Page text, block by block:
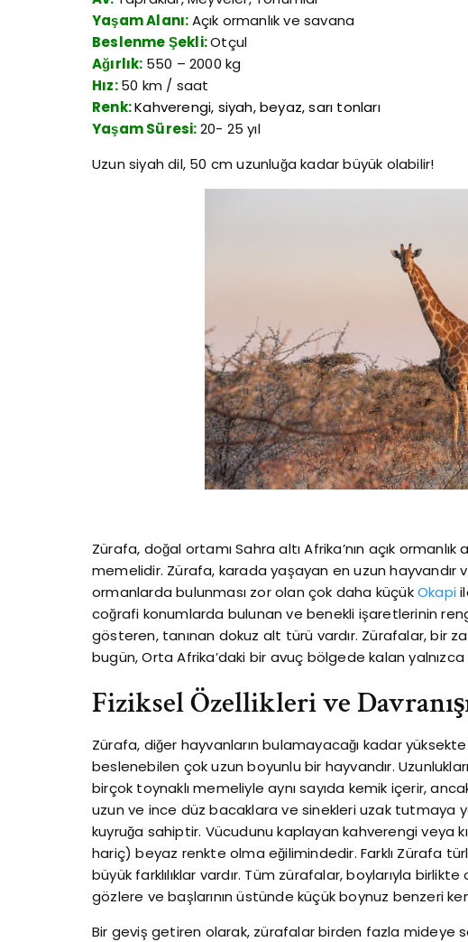
Yaşam Alanı:Açık ormanlık ve savana
Beslenme Şekli:Otçul
Ağırlık: 550 – 2000 kg
Hız:50 km / saat
Renk:Kahverengi, siyah, beyaz, sarı tonları
Yaşam Süresi:20- 25 yıl
Uzun siyah dil, 50 cm uzunluğa kadar büyük olabilir!
Zürafa, doğal ortamı Sahra altı Afrika’nın açık
memelidir. Zürafa, karada yaşayan en uzun hayvandır
ormanlarda bulunması zor olan çok daha küçükOkapi
coğrafi konumlarda bulunan ve benekli işaretlerinin
gösteren, tanınan dokuz alt türü vardır. Zürafalar, bir
bugün, Orta Afrika’daki bir avuç bölgede kalan
Fiziksel Özellikleri ve
Zürafa, diğer hayvanların bulamayacağı kadar
beslenebilen çok uzun boyunlu bir hayvandır.
birçok toynaklı memeliyle aynı sayıda kemik içerir,
uzun ve ince düz bacaklara ve sinekleri uzak tutmaya
kuyruğa sahiptir. Vücudunu kaplayan kahverengi veya
hariç) beyaz renkte olma eğilimindedir. Farklı Zürafa
büyük farklılıklar vardır. Tüm zürafalar, boylarıyla
gözlere ve başlarının üstünde küçük boynuz benzeri
Bir geviş getiren olarak, zürafalar birden fazla mideye